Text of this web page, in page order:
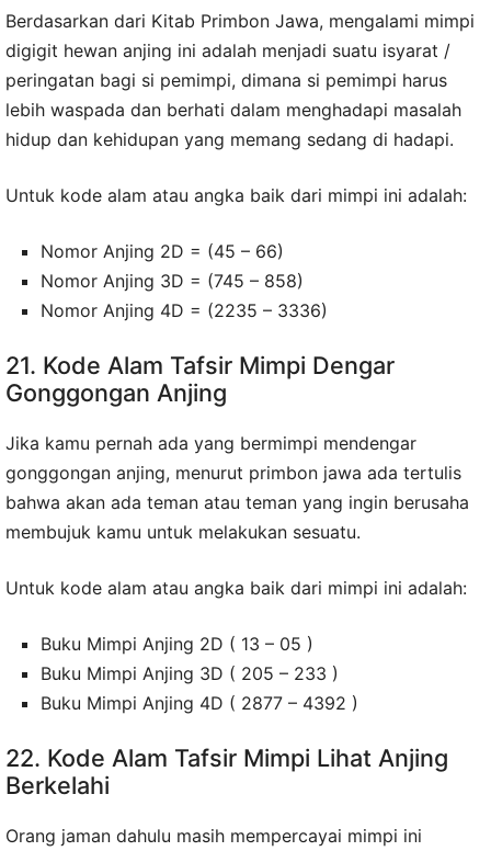
Berdasarkan dari Kitab Primbon Jawa, mengalami mimpi
digigit hewan anjing ini adalah menjadi suatu isyarat /
peringatan bagi si pemimpi, dimana si pemimpi harus
lebih waspada dan berhati dalam menghadapi masalah
hidup dan kehidupan yang memang sedang di hadapi.
Untuk kode alam atau angka baik dari mimpi ini adalah:
Nomor Anjing 2D = (45 – 66)
Nomor Anjing 3D = (745 – 858)
Nomor Anjing 4D = (2235 – 3336)
21. Kode Alam Tafsir Mimpi Dengar
Gonggongan Anjing
Jika kamu pernah ada yang bermimpi mendengar
gonggongan anjing, menurut primbon jawa ada tertulis
bahwa akan ada teman atau teman yang ingin berusaha
membujuk kamu untuk melakukan sesuatu.
Untuk kode alam atau angka baik dari mimpi ini adalah:
Buku Mimpi Anjing 2D ( 13 – 05 )
Buku Mimpi Anjing 3D ( 205 – 233 )
Buku Mimpi Anjing 4D ( 2877 – 4392 )
22. Kode Alam Tafsir Mimpi Lihat Anjing
Berkelahi
Orang jaman dahulu masih mempercayai mimpi ini